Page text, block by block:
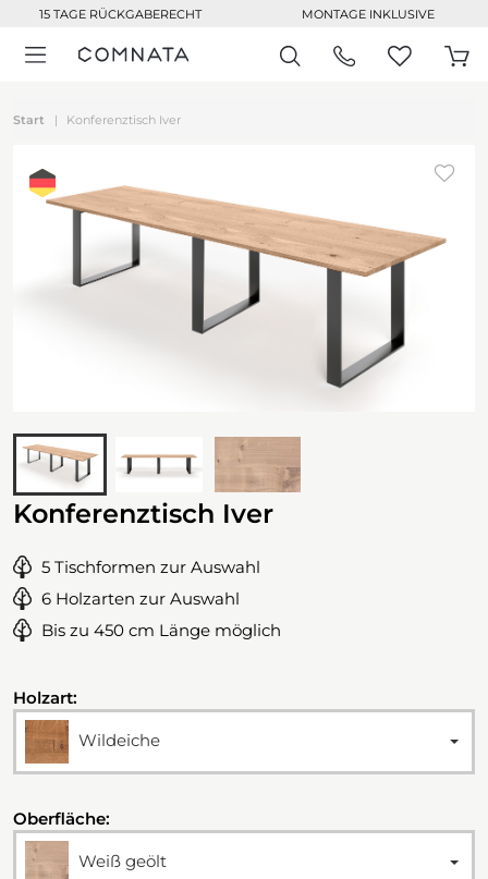
15 TAGE RÜCKGABERECHT MONTAGE INKLUSIVE
Start Konferenztisch Iver
Konferenztisch Iver
5 Tischformen zur Auswahl
6 Holzarten zur Auswahl
Bis zu 450 cm Länge möglich
Holzart:
Wildeiche
Oberfläche:
Weiß geölt